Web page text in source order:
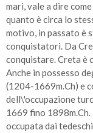
mari, vale a dire
quanto è circa lo
motivo, in passato è
conquistatori. Da
conquistare. Creta è
Anche in possesso
(1204-1669m.Ch) e
dell\'occupazione
1669 fino
occupata dai